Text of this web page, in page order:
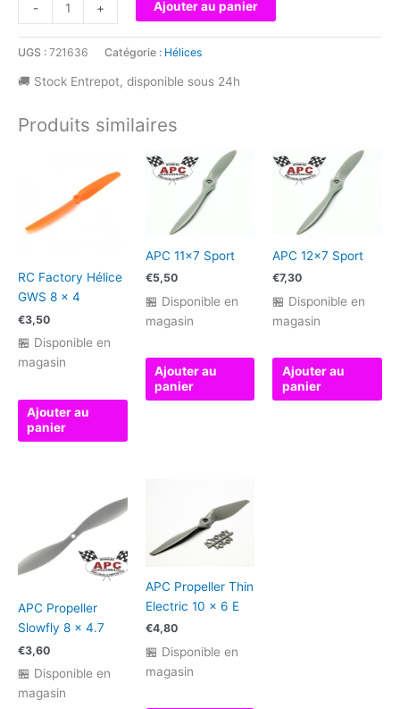
-
de
CAM-
Carb.Light
12x
+ Ajouter au panier
UGS : 721636 Catégorie : Hélices
🚚 Stock Entrepot, disponible sous 24h
Produits similaires
RC Factory Hélice
GWS 8 x 4
€3,50
🏪 Disponible en
magasin
Ajouter au
panier
APC 11×7 Sport
€5,50
🏪 Disponible en
magasin
Ajouter au
panier
APC 12×7 Sport
€7,30
🏪 Disponible en
magasin
Ajouter au
panier
APC Propeller
Slowfly 8 x 4.7
€3,60
🏪 Disponible en
magasin
APC Propeller Thin
Electric 10 x 6 E
€4,80
🏪 Disponible en
magasin